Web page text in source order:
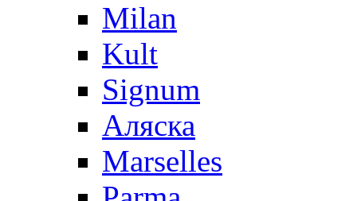
Milan
Kult
Signum
Аляска
Marselles